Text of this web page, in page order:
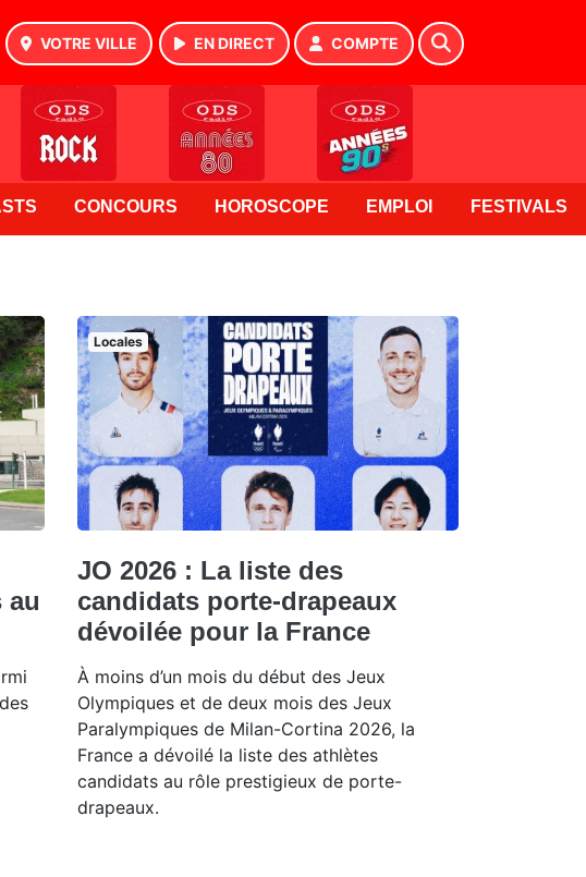
VOTRE VILLE EN DIRECT COMPTE
CONCOURS HOROSCOPE EMPLOI FESTIVALS
au
Locales
JO 2026 : La liste des
candidats porte-drapeaux
dévoilée pour la France
À moins d’un mois du début des Jeux
Olympiques et de deux mois des Jeux
Paralympiques de Milan-Cortina 2026, la
France a dévoilé la liste des athlètes
candidats au rôle prestigieux de porte-
drapeaux.